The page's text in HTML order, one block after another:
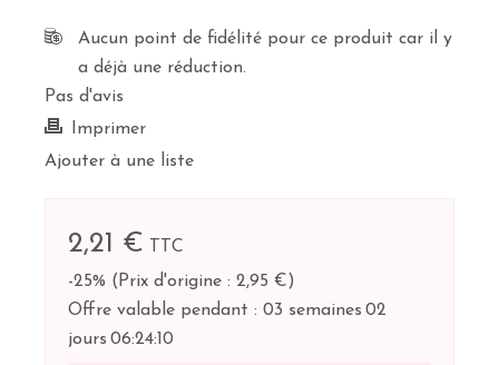
Aucun point de fidélité pour ce produit car il y
a déjà une réduction.
Pas d'avis
Imprimer
Ajouter à une liste
2,21 €
TTC
-25% ( Prix d'origine : 2,95 €)
Offre valable pendant : 03 semaines 02
jours 06:24:10